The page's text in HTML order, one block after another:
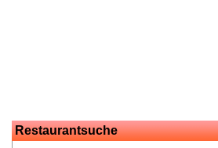
Restaurantsuche